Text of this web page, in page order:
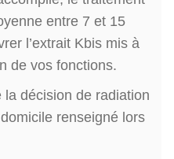
entre 7 et 15
l’extrait Kbis mis à
de vos fonctions.
décision de radiation
renseigné lors